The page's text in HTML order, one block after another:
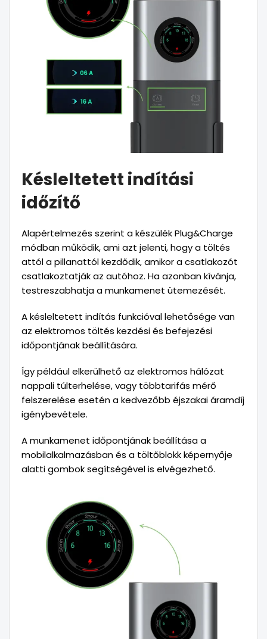
Késleltetett indítási
időzítő
Alapértelmezés szerint a készülék Plug&Charge
módban működik, ami azt jelenti, hogy a töltés
attól a pillanattól kezdődik, amikor a csatlakozót
csatlakoztatják az autóhoz. Ha azonban kívánja,
testreszabhatja a munkamenet ütemezését.
A késleltetett indítás funkcióval lehetősége van
az elektromos töltés kezdési és befejezési
időpontjának beállítására.
Így például elkerülhető az elektromos hálózat
nappali túlterhelése, vagy többtarifás mérő
felszerelése esetén a kedvezőbb éjszakai áramdíj
igénybevétele.
A munkamenet időpontjának beállítása a
mobilalkalmazásban és a töltőblokk képernyője
alatti gombok segítségével is elvégezhető.